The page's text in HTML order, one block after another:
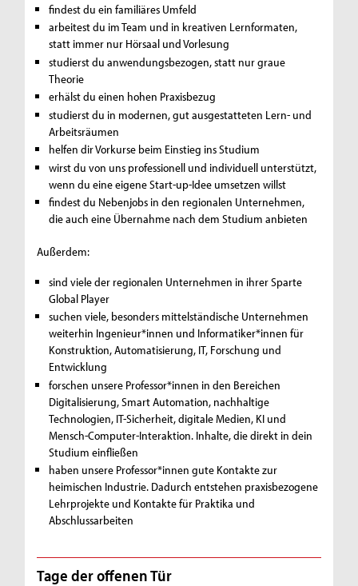
findest du ein familiäres Umfeld
arbeitest du im Team und in kreativen Lernformaten,
statt immer nur Hörsaal und Vorlesung
studierst du anwendungsbezogen, statt nur graue
Theorie
erhälst du einen hohen Praxisbezug
studierst du in modernen, gut ausgestatteten Lern- und
Arbeitsräumen
helfen dir Vorkurse beim Einstieg ins Studium
wirst du von uns professionell und individuell unterstützt,
wenn du eine eigene Start-up-Idee umsetzen willst
findest du Nebenjobs in den regionalen Unternehmen,
die auch eine Übernahme nach dem Studium anbieten
Außerdem:
sind viele der regionalen Unternehmen in ihrer Sparte
Global Player
suchen viele, besonders mittelständische Unternehmen
weiterhin Ingenieur*innen und Informatiker*innen für
Konstruktion, Automatisierung, IT, Forschung und
Entwicklung
forschen unsere Professor*innen in den Bereichen
Digitalisierung, Smart Automation, nachhaltige
Technologien, IT-Sicherheit, digitale Medien, KI und
Mensch-Computer-Interaktion. Inhalte, die direkt in dein
Studium einfließen
haben unsere Professor*innen gute Kontakte zur
heimischen Industrie. Dadurch entstehen praxisbezogene
Lehrprojekte und Kontakte für Praktika und
Abschlussarbeiten
Tage der offenen Tür